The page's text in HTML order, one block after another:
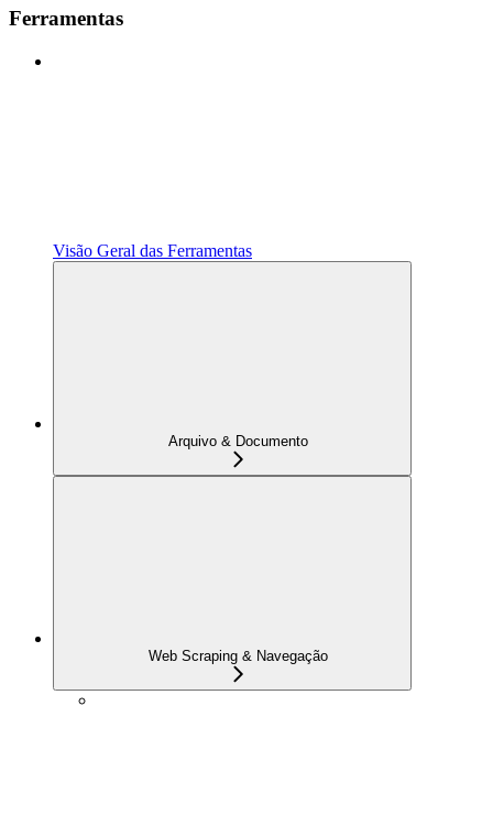
Ferramentas
Visão Geral das Ferramentas
Arquivo & Documento
Web Scraping & Navegação